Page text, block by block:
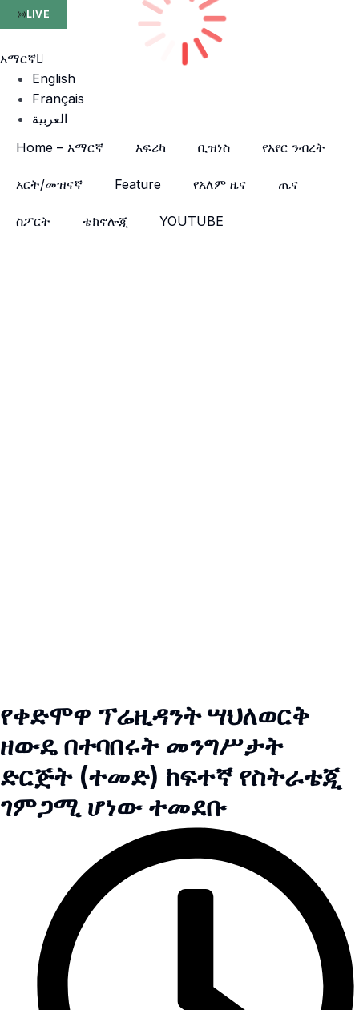
LIVE
አማርኛ
English
Français
العربية
Home – አማርኛ
አፍሪካ ቢዝነስ የአየር ንብረት
አርት/መዝናኛ Feature የአለም ዜና ጤና
ስፖርት ቴክኖሎጂ YOUTUBE
የቀድሞዋ ፕሬዚዳንት ሣህለወርቅ
ዘውዴ በተባበሩት መንግሥታት
ድርጅት (ተመድ) ከፍተኛ የስትራቴጂ
ገምጋሚ ሆነው ተመደቡ